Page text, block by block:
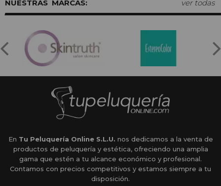
MARCAS: ver todas
En Tu Peluquería Online S.L.U. nos dedicamos a la venta de
productos de peluquería y estética, ofreciendo una amplia
gama que estén a tu alcance económico y profesional.
Contamos con precios competitivos y estamos siempre a tu
disposición.